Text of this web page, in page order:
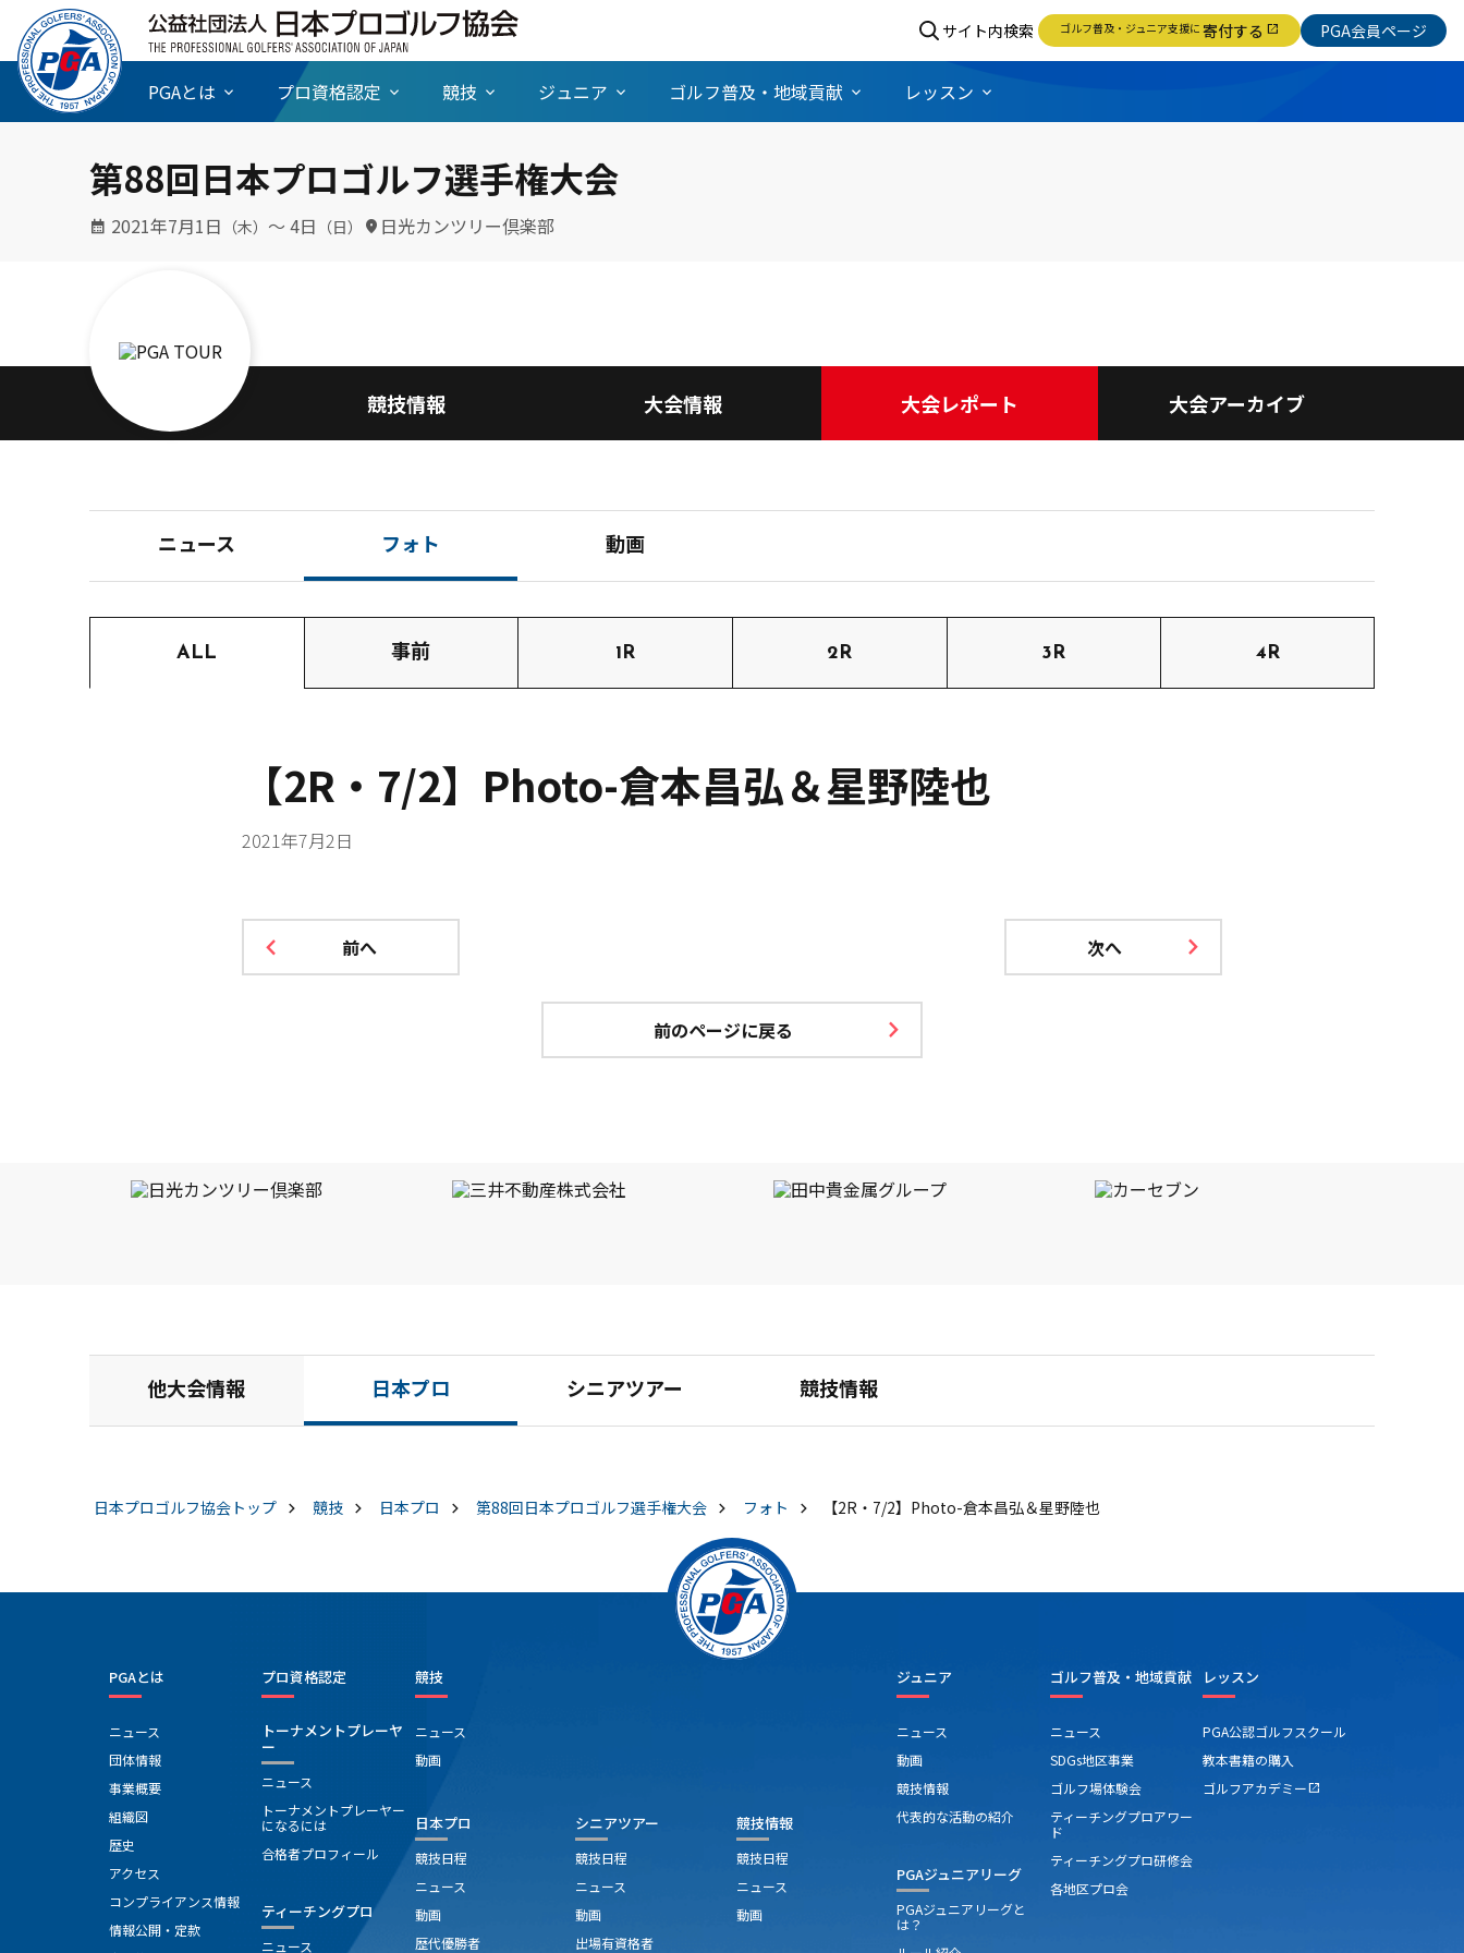
サイト内検索 ゴルフ普及・ジュニア支援に 寄付する open_in_new PGA会員ページ
PGAとは プロ資格認定 競技 ジュニア ゴルフ普及・地域貢献 レッスン
第88回日本プロゴルフ選手権大会
2021年7月1日 （木） 〜 4日 （日） 日光カンツリー倶楽部
競技情報 大会情報 大会レポート 大会アーカイブ
ニュース フォト 動画
ALL 事前 1R 2R 3R 4R
【2R・7/2】Photo-倉本昌弘＆星野陸也
2021年7月2日
前へ 次へ
前のページに戻る
他大会情報 日本プロ シニアツアー 競技情報
日本プロゴルフ協会 トップ 競技 日本プロ 第88回日本プロゴルフ選手権大会 フォト 【2R・7/2】Photo-倉本昌弘＆星野陸也
PGAとは
ニュース
団体情報
事業概要
組織図
歴史
アクセス
コンプライアンス情報
情報公開・定款
プロ資格認定
トーナメントプレーヤ
ー
ニュース
トーナメントプレーヤー
になるには
合格者プロフィール
ティーチングプロ
ニュース
競技
ニュース
動画
日本プロ
競技日程
ニュース
動画
歴代優勝者
シニアツアー
競技日程
ニュース
動画
出場有資格者
競技情報
競技日程
ニュース
動画
ジュニア
ニュース
動画
競技情報
代表的な活動の紹介
PGAジュニアリーグ
PGAジュニアリーグと
は？
ゴルフ普及・地域貢献
ニュース
SDGs地区事業
ゴルフ場体験会
ティーチングプロアワー
ド
ティーチングプロ研修会
各地区プロ会
レッスン
PGA公認ゴルフスクール
教本書籍の購入
ゴルフアカデミー open_in_new